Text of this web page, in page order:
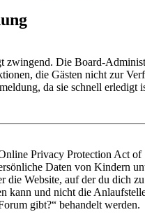
Die Board-
die Gästen nicht zur
da sie schnell erledigt
Privacy Protection Act
Daten von Kindern
die Website, auf der du dich
kann und nicht die
gibt?“ behandelt werden.